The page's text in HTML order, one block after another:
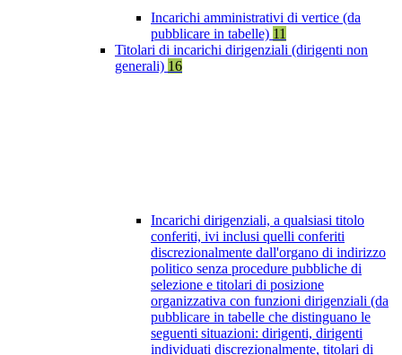
Incarichi amministrativi di vertice (da
pubblicare in tabelle) 11
Titolari di incarichi dirigenziali (dirigenti non
generali) 16
Incarichi dirigenziali, a qualsiasi titolo
conferiti, ivi inclusi quelli conferiti
discrezionalmente dall'organo di indirizzo
politico senza procedure pubbliche di
selezione e titolari di posizione
organizzativa con funzioni dirigenziali (da
pubblicare in tabelle che distinguano le
seguenti situazioni: dirigenti, dirigenti
individuati discrezionalmente, titolari di